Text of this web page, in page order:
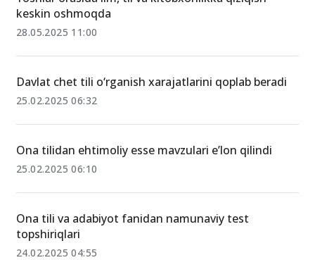
keskin oshmoqda
28.05.2025 11:00
Davlat chet tili o‘rganish xarajatlarini qoplab beradi
25.02.2025 06:32
Ona tilidan ehtimoliy esse mavzulari e’lon qilindi
25.02.2025 06:10